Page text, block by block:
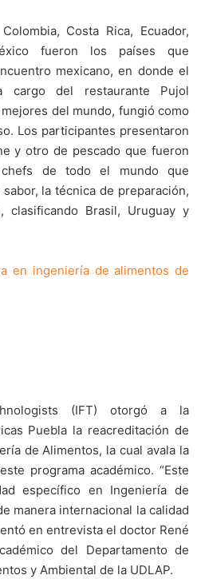
Costa Rica, Ecuador,
fueron los países que
mexicano, en donde el
cargo del restaurante Pujol
del mundo, fungió como
Los participantes presentaron
y otro de pescado que fueron
de todo el mundo que
la técnica de preparación,
clasificando Brasil, Uruguay y
en ingeniería de alimentos de
(IFT) otorgó a la
Puebla la reacreditación de
de Alimentos, la cual avala la
programa académico. “Este
específico en Ingeniería de
manera internacional la calidad
en entrevista el doctor René
del Departamento de
y Ambiental de la UDLAP.